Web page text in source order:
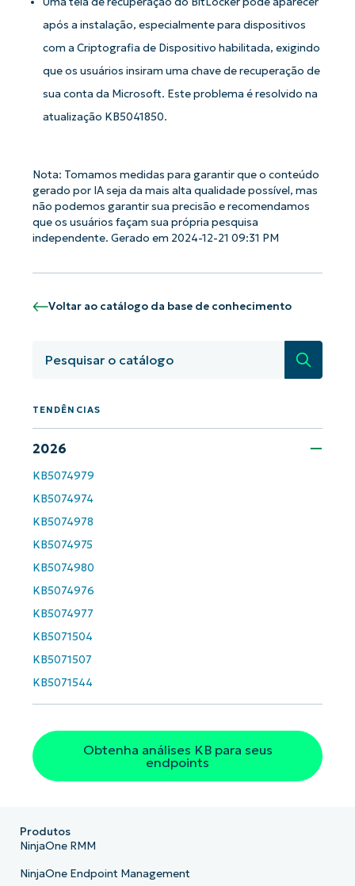
após a instalação, especialmente para dispositivos
com a Criptografia de Dispositivo habilitada, exigindo
que os usuários insiram uma chave de recuperação de
sua conta da Microsoft. Este problema é resolvido na
atualização KB5041850.
Nota: Tomamos medidas para garantir que o conteúdo
gerado por IA seja da mais alta qualidade possível, mas
não podemos garantir sua precisão e recomendamos
que os usuários façam sua própria pesquisa
independente. Gerado em 2024-12-21 09:31 PM
Voltar ao catálogo da base de conhecimento
TENDÊNCIAS
2026
KB5074979
KB5074974
KB5074978
KB5074975
KB5074980
KB5074976
KB5074977
KB5071504
KB5071507
KB5071544
Obtenha análises KB para seus
endpoints
orientadas por IA do NinjaOne!
First
last
name*
Business
Produtos
NinjaOne RMM
NinjaOne Endpoint Management